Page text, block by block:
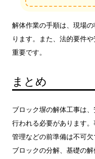
解体作業の手順は、現場
ります。また、法的要件
重要です。
まとめ
ブロック塀の解体工事は
行われる必要があります
管理などの前準備は不可欠
ブロックの分解、基礎の